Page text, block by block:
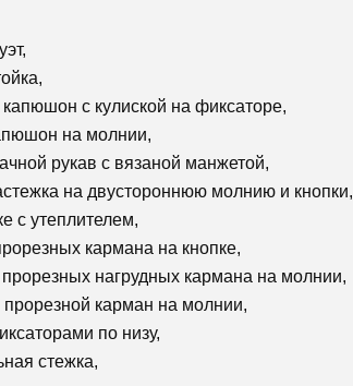
с кулиской на фиксаторе,
на молнии,
рукав с вязаной манжетой,
на двустороннюю молнию и кнопки,
с утеплителем,
кармана на кнопке,
нагрудных кармана на молнии,
прорезной карман на молнии,
по низу,
стежка,